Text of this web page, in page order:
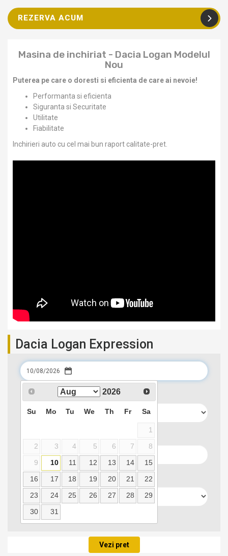
REZERVA ACUM
Masina de inchiriat - Dacia Logan Modelul
Nou
Puterea pe care o doresti si eficienta de care ai nevoie!
Performanta si eficienta
Siguranta si Securitate
Utilitate
Fiabilitate
Inchirieri auto cu cel mai bun raport calitate-pret.
Dacia Logan Expression
Data preluarii
Data predarii
Vezi pret
2026
Su Mo Tu We Th Fr Sa
1
2
3 4 5 6 7
8
9
10 11 12 13 14
15
16
17 18 19 20 21
22
23
24 25 26 27 28
29
30
31